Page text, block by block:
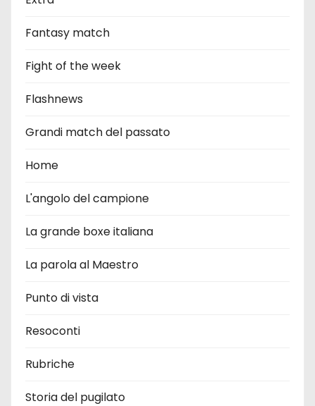
Fantasy match
Fight of the week
Flashnews
Grandi match del passato
Home
L'angolo del campione
La grande boxe italiana
La parola al Maestro
Punto di vista
Resoconti
Rubriche
Storia del pugilato